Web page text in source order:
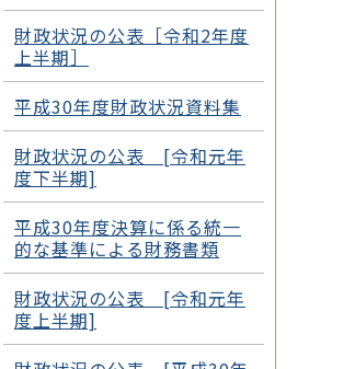
財政状況の公表［令和2年度
上半期］
平成30年度財政状況資料集
財政状況の公表 [令和元年
度下半期]
平成30年度決算に係る統一
的な基準による財務書類
財政状況の公表 [令和元年
度上半期]